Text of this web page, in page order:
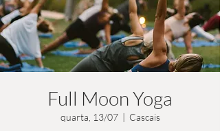
Full Moon Yoga
quarta, 13/07
  |
Cascais